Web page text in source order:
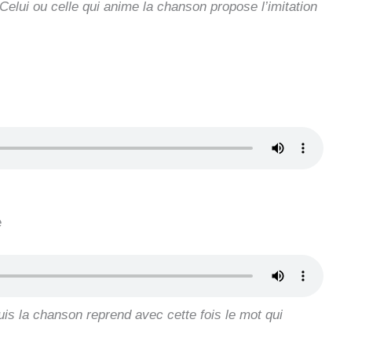
ou celle qui anime la chanson propose l’imitation
la chanson reprend avec cette fois le mot qui